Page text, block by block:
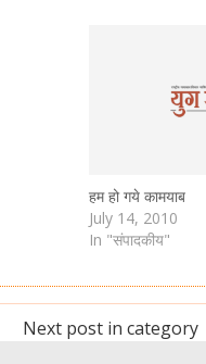
हम हो गये कामयाब
July 14, 2010
In "संपादकीय"
Next post in category